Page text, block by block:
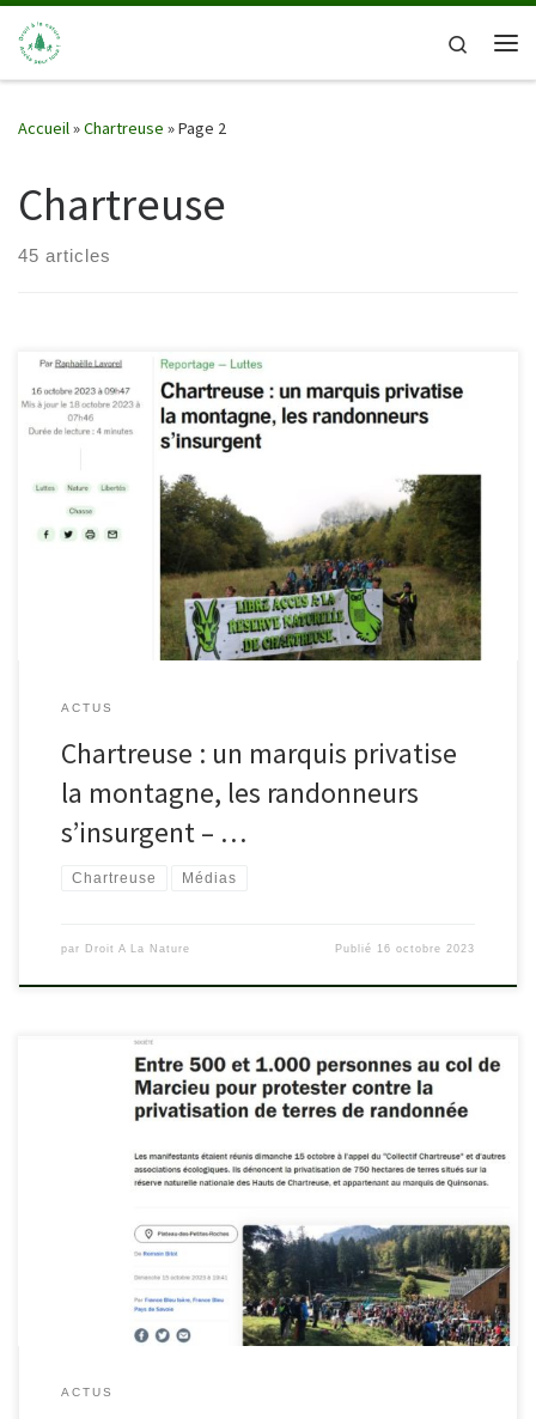
Passer au contenu
Search
Accueil»Chartreuse »Page 2
Chartreuse
45 articles
reporterre.net/Chartreuse-un-marquis-privatise-la-montagne-les-
randonneurs-protestent
ACTUS
Chartreuse : un marquis privatise
la montagne, les randonneurs
s’insurgent – …
Chartreuse Médias
par Droit A La Nature Publié 16 octobre 2023
francebleu.fr/infos/societe/entre-500-et-1-000-personnes-au-col-
de-marcieu-pour-protester-contre-la-privatisation-de-terres-de-
ACTUS